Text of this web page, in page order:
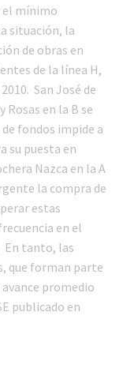
el mínimo
situación, la
de obras en
de la línea H,
San José de
Rosas en la B se
fondos impide a
su puesta en
Nazca en la A
la compra de
estas
en el
En tanto, las
que forman parte
promedio
publicado en